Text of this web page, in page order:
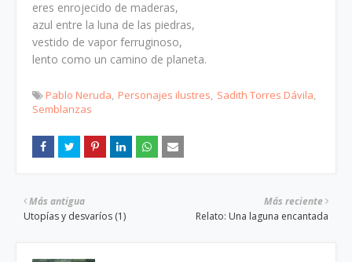
eres enrojecido de maderas,
azul entre la luna de las piedras,
vestido de vapor ferruginoso,
lento como un camino de planeta.
Pablo Neruda Personajes ilustres Sadith Torres Dávila
Semblanzas
Más reciente
Relato: Una laguna encantada
Más antigua
Utopías y desvaríos (1)